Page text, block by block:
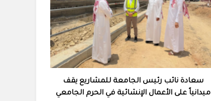
سعادة نائب رئيس الجامعة للمشاريع يقف
ميدانياً على الأعمال الإنشائية في الحرم الجامعي